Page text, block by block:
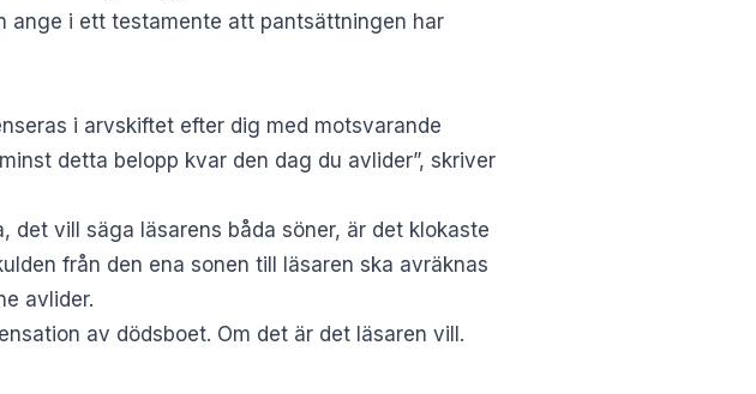
ange i ett testamente att pantsättningen har
i arvskiftet efter dig med motsvarande
detta belopp kvar den dag du avlider”, skriver
det vill säga läsarens båda söner, är det klokaste
från den ena sonen till läsaren ska avräknas
avlider.
av dödsboet. Om det är det läsaren vill.